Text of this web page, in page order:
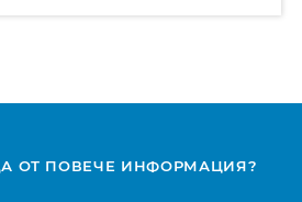
ОТ ПОВЕЧЕ ИНФОРМАЦИЯ?